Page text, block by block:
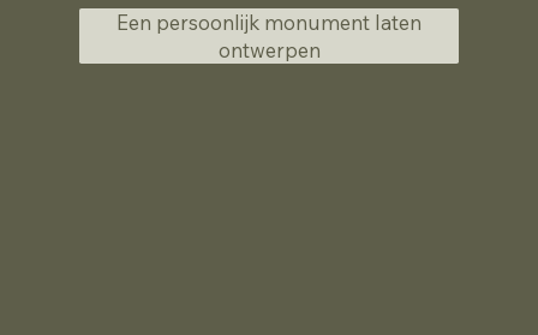
Een persoonlijk monument laten
ontwerpen